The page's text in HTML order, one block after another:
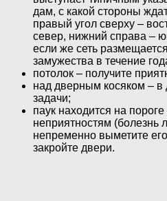
дам, с какой стороны
правый угол сверху –
север, нижний справа –
если же сеть
замужества в течение
потолок – получите
над дверным косяком –
задачи;
паук находится на пороге
неприятностям (болезнь
непременно выметите
закройте двери.